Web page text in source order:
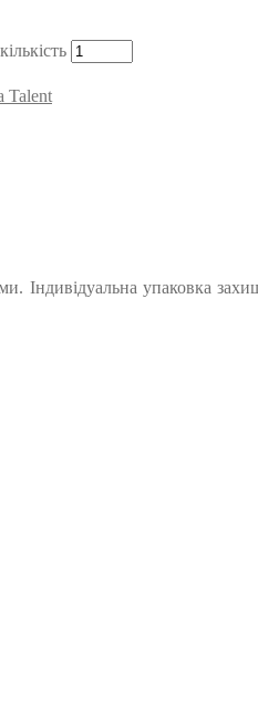
Talent
Індивідуальна упаковка